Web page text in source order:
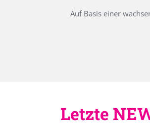
Auf Basis einer
Letzte